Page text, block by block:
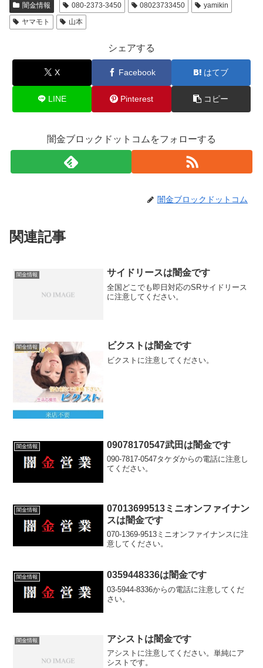
闇金情報 080-2373-3450 08023733450
yamikin
ヤマモト
山本
シェアする
X Facebook はてブ
LINE Pinterest コピー
闇金ブロックドットコムをフォローする
闇金ブロックドットコム
関連記事
闇金情報 サイドリースは闇金です
全国どこでも即日対応のSRサイドリース
に注意してください。
闇金情報 ビクストは闇金です
ビクストに注意してください。
闇金情報 09078170547武田は闇金です
090-7817-0547タケダからの電話に注意し
てください。
闇金情報
07013699513ミニオンファイナン
スは闇金です
070-1369-9513ミニオンファイナンスに注
意してください。
闇金情報 0359448336は闇金です
03-5944-8336からの電話に注意してくだ
さい。
闇金情報 アシストは闇金です
アシストに注意してください。単純にア
シストです。